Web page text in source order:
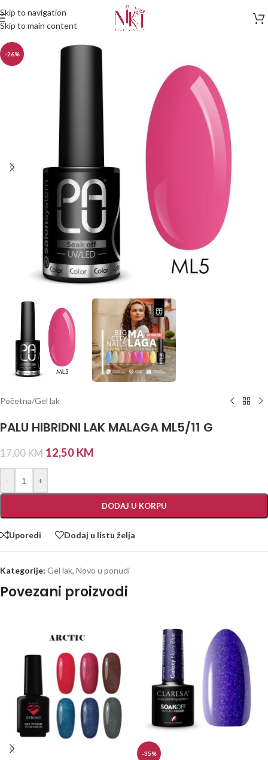
Skip to navigation
Skip to main content
-26%
Početna/Gel lak
PALU HIBRIDNI LAK MALAGA ML5/11 G
17,00KM 12,50 KM
- +
DODAJ U KORPU
Uporedi Dodaj u listu želja
Kategorije: Gel lak, Novo u ponudi
Povezani proizvodi
-35%